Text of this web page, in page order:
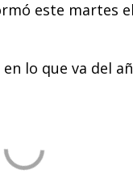
este martes
lo que va del